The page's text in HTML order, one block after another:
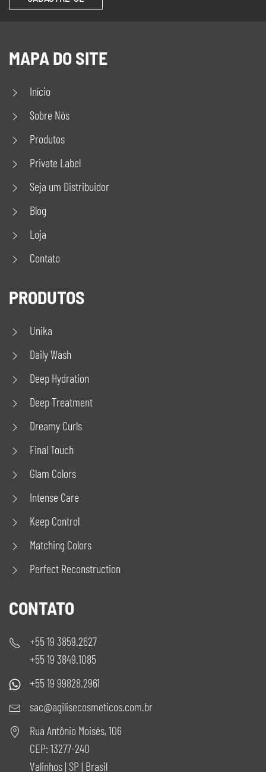
MAPA DO SITE
Início
Sobre Nós
Produtos
Private Label
Seja um Distribuidor
Blog
Loja
Contato
PRODUTOS
Unika
Daily Wash
Deep Hydration
Deep Treatment
Dreamy Curls
Final Touch
Glam Colors
Intense Care
Keep Control
Matching Colors
Perfect Reconstruction
CONTATO
+55 19 3859.2627
+55 19 3849.1085
+55 19 99828.2961
sac@agilisecosmeticos.com.br
Rua Antônio Moisés, 106
CEP: 13277-240
Valinhos | SP | Brasil